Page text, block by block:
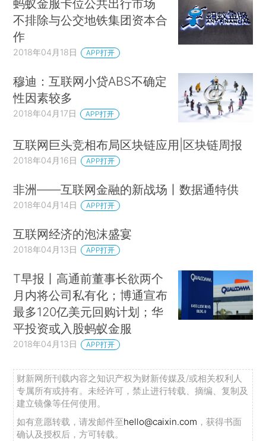
蚂蚁金服卡位公共出行市场
不排除与公交地铁集团资本合
作
2018年04月18日 APP打开
穆迪：互联网小贷ABS不确定
性因素较多
2018年04月17日 APP打开
互联网巨头竞相布局区块链应用|区块链周报
2018年04月16日 APP打开
非洲——互联网金融的新战场丨数据通特供
2018年04月14日 APP打开
互联网经济的泡沫盛宴
2018年04月13日 APP打开
T早报丨高通前董事长欲两个
月内将公司私有化；博通宣布
最多120亿美元回购计划；华
平投资或入股蚂蚁金服
2018年04月13日 APP打开
财新网所刊载内容之知识产权为财新传媒及/或相关权利人
专属所有或持有。未经许可，禁止进行转载、摘编、复制及
建立镜像等任何使用。
如有意愿转载，请发邮件至hello@caixin.com ，获得书面
确认及授权后，方可转载。